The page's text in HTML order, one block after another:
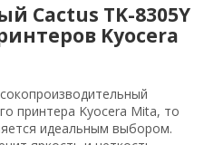
Cactus TK-8305Y
Kyocera
принтера Kyocera Mita, то
идеальным выбором.